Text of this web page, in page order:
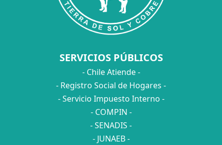
SERVICIOS PÚBLICOS
- Chile Atiende -
- Registro Social de Hogares -
- Servicio Impuesto Interno -
- COMPIN -
- SENADIS -
- JUNAEB -